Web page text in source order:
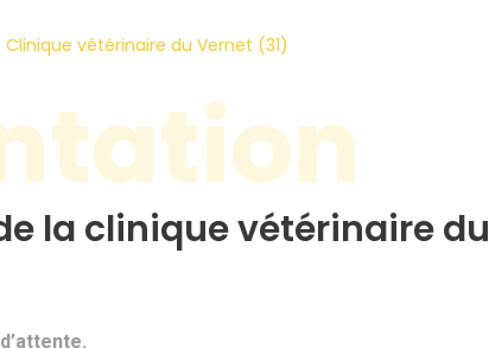
Clinique vétérinaire du Vernet (31)
la clinique vétérinaire du